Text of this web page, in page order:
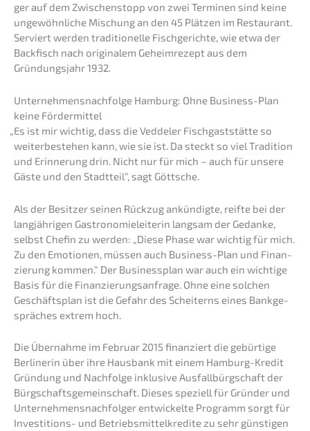
ger auf dem Zwischen­stopp von zwei Termi­nen sind keine
ungewöhn­li­che Mischung an den 45 Plätzen im Restau­rant.
Serviert werden tradi­tio­nel­le Fisch­ge­rich­te, wie etwa der
Backfisch nach origi­na­lem Geheim­re­zept aus dem
Gründungs­jahr 1932.
Unternehmens­nachfolge Hamburg: Ohne Business-Plan
keine Fördermittel
„Es ist mir wichtig, dass die Vedde­ler Fisch­gast­stät­te so
weiter­be­stehen kann, wie sie ist. Da steckt so viel Tradi­ti­on
und Erinne­rung drin. Nicht nur für mich – auch für unsere
Gäste und den Stadt­teil“, sagt Göttsche.
Als der Besit­zer seinen Rückzug ankün­dig­te, reifte bei der
langjäh­ri­gen Gastro­no­mie­lei­te­rin langsam der Gedan­ke,
selbst Chefin zu werden: „Diese Phase war wichtig für mich.
Zu den Emotio­nen, müssen auch Business-Plan und Finan­
zie­rung kommen.“ Der Business­plan war auch ein wichti­ge
Basis für die Finan­zie­rungs­an­fra­ge. Ohne eine solchen
Geschäfts­plan ist die Gefahr des Schei­terns eines Bankge­
sprä­ches extrem hoch.
Die Übernah­me im Febru­ar 2015 finan­ziert die gebür­ti­ge
Berli­ne­rin über ihre Hausbank mit einem Hamburg-Kredit
Gründung und Nachfol­ge inklu­si­ve Ausfall­bürg­schaft der
Bürgschafts­ge­mein­schaft. Dieses spezi­ell für Gründer und
Unter­neh­mens­nach­fol­ger entwi­ckel­te Programm sorgt für
Inves­ti­ti­ons- und Betriebs­mit­tel­kre­di­te zu sehr günsti­gen